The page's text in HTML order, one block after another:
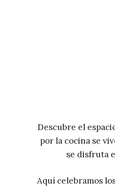
Descubre el
por la cocina se
se disfruta
Aquí celebramos